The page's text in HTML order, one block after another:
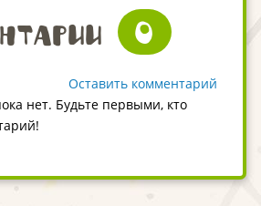
0
Оставить комментарий
нет. Будьте первыми, кто